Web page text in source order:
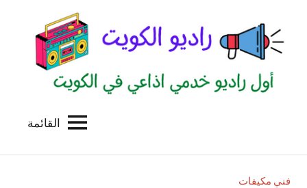
المحتوى
الكويت
للاعلانات
القائمة
فني مكيفات